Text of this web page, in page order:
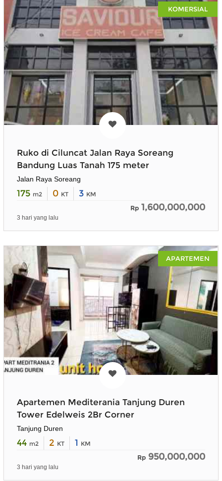
KOMERSIAL
Ruko di Ciluncat Jalan Raya Soreang
Bandung Luas Tanah 175 meter
Jalan Raya Soreang
175 m2 0 KT 3 KM
Rp 1,600,000,000
3 hari yang lalu
APARTEMEN
Apartemen Mediterania Tanjung Duren
Tower Edelweis 2Br Corner
Tanjung Duren
44 m2 2 KT 1 KM
Rp 950,000,000
3 hari yang lalu